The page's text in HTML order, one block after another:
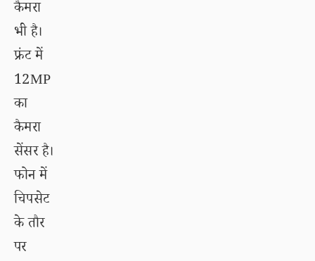
कैमरा
भी है।
फ्रंट में
12MP
का
कैमरा
सेंसर है।
फोन में
चिपसेट
के तौर
पर